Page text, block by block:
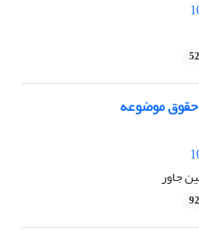
حقوق موضوعه
جاور